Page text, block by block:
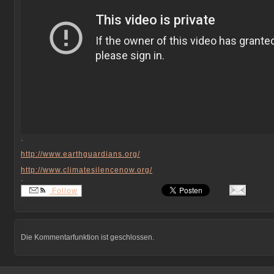
.
http://www.earthguardians.org/
http://www.climatesilencenow.org/
.
Follow
Die Kommentarfunktion ist geschlossen.